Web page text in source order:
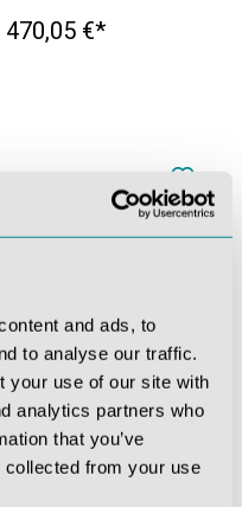
and ads, to
to analyse our traffic.
your use of our site with
analytics partners who
that you’ve
collected from your use
470,05 €*
Wundmoulage Hämatom frisch